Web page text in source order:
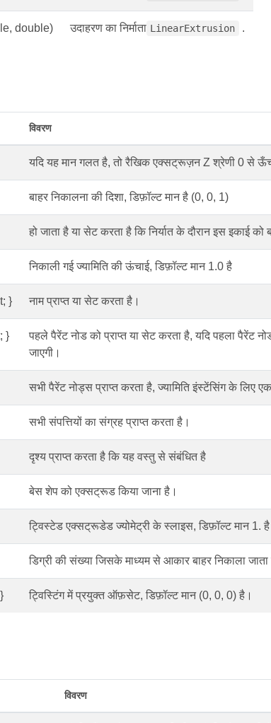
double) उदाहरण का निर्माता LinearExtrusion .
विवरण
यदि यह मान गलत है, तो रैखिक एक्सट्रूज़न Z श्रेणी 0 से
बाहर निकालना की दिशा, डिफ़ॉल्ट मान है (0, 0, 1)
हो जाता है या सेट करता है कि निर्यात के दौरान इस इकाई को
निकाली गई ज्यामिति की ऊंचाई, डिफ़ॉल्ट मान 1.0 है
} नाम प्राप्त या सेट करता है।
}
पहले पैरेंट नोड को प्राप्त या सेट करता है, यदि पहला पैरेंट
जाएगी।
सभी पैरेंट नोड्स प्राप्त करता है, ज्यामिति इंस्टेंसिंग के लिए
सभी संपत्तियों का संग्रह प्राप्त करता है।
दृश्य प्राप्त करता है कि यह वस्तु से संबंधित है
बेस शेप को एक्सट्रूड किया जाना है।
ट्विस्टेड एक्सट्रूडेड ज्योमेट्री के स्लाइस, डिफ़ॉल्ट मान 1. है
डिग्री की संख्या जिसके माध्यम से आकार बाहर निकाला
ट्विस्टिंग में प्रयुक्त ऑफ़सेट, डिफ़ॉल्ट मान (0, 0, 0) है।
विवरण